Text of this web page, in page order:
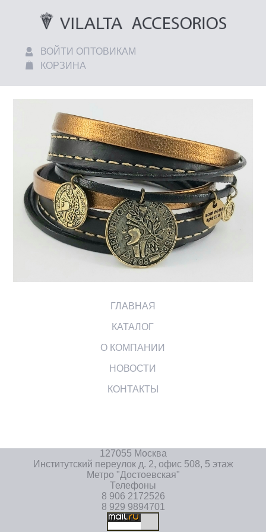
ВОЙТИ ОПТОВИКАМ
КОРЗИНА
ГЛАВНАЯ
КАТАЛОГ
О КОМПАНИИ
НОВОСТИ
КОНТАКТЫ
127055 Москва
Институтский переулок д. 2, офис 508, 5 этаж
Метро "Достоевская"
Телефоны
8 906 2172526
8 929 9894701